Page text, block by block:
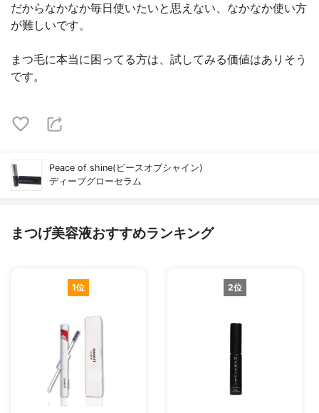
だからなかなか毎日使いたいと思えない、なかなか使い方
が難しいです。
まつ毛に本当に困ってる方は、試してみる価値はありそう
です。
Peace of shine(ピースオブシャイン)
ディープグローセラム
まつげ美容液おすすめランキング
1位 2位